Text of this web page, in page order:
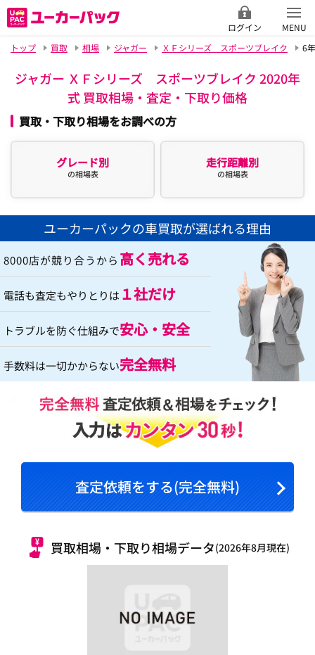
ログイン
MENU
トップ
買取 相場 ジャガー ＸＦシリーズ スポーツブレイク 6
ジャガー ＸＦシリーズ スポーツブレイク 2020年
式 買取相場・査定・下取り価格
買取・下取り相場をお調べの方
グレード別
の相場表
走行距離別
の相場表
ユーカーパックの車買取が選ばれる理由
8000店が競り合うから 高く売れる
電話も査定もやりとりは １社だけ
トラブルを防ぐ仕組みで安心・安全
手数料は一切かからない完全無料
査定依頼をする(完全無料)
買取相場・下取り相場データ(2026年8月現在)